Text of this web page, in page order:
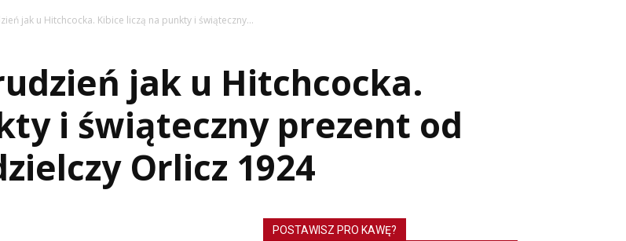
jak u Hitchcocka. Kibice liczą na punkty i świąteczny...
jak u Hitchcocka.
i świąteczny prezent od
Orlicz 1924
POSTAWISZ PRO KAWĘ?